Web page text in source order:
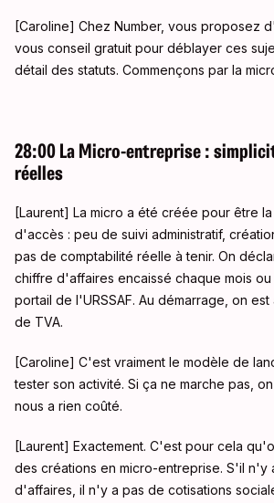
[Caroline] Chez Number, vous proposez
vous conseil gratuit pour déblayer ces
détail des statuts. Commençons par la
28:00 La Micro-entreprise :
réelles
[Laurent] La micro a été créée pour être
d'accès : peu de suivi administratif,
pas de comptabilité réelle à tenir. On
chiffre d'affaires encaissé chaque mois ou
portail de l'URSSAF. Au démarrage, on
de TVA.
[Caroline] C'est vraiment le modèle de
tester son activité. Si ça ne marche pas,
nous a rien coûté.
[Laurent] Exactement. C'est pour cela
des créations en micro-entreprise. S'il n'y
d'affaires, il n'y a pas de cotisations